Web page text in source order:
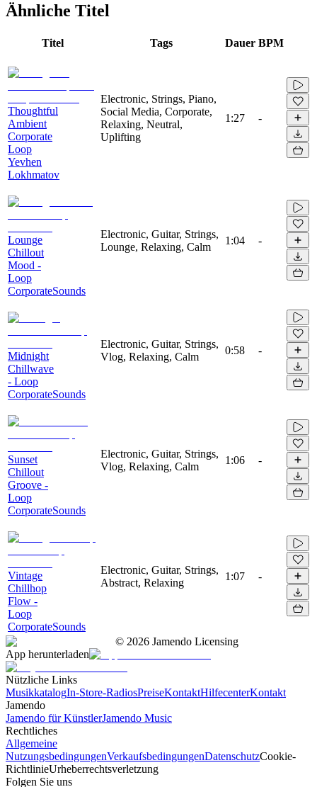
Ähnliche Titel
Titel Tags Dauer BPM
Thoughtful
Ambient
Corporate
Loop
Yevhen
Lokhmatov
Electronic, Strings, Piano,
Social Media, Corporate,
Relaxing, Neutral,
Uplifting
1:27 -
Lounge
Chillout
Mood -
Loop
CorporateSounds
Electronic, Guitar, Strings,
Lounge, Relaxing, Calm
1:04 -
Midnight
Chillwave
- Loop
CorporateSounds
Electronic, Guitar, Strings,
Vlog, Relaxing, Calm
0:58 -
Sunset
Chillout
Groove -
Loop
CorporateSounds
Electronic, Guitar, Strings,
Vlog, Relaxing, Calm
1:06 -
Vintage
Chillhop
Flow -
Loop
CorporateSounds
Electronic, Guitar, Strings,
Abstract, Relaxing
1:07 -
© 2026 Jamendo Licensing
App herunterladen
Nützliche Links
MusikkatalogIn-Store-RadiosPreiseKontaktHilfecenterKontakt
Jamendo
Jamendo für KünstlerJamendo Music
Rechtliches
Allgemeine
NutzungsbedingungenVerkaufsbedingungenDatenschutzCookie-
RichtlinieUrheberrechtsverletzung
Folgen Sie uns